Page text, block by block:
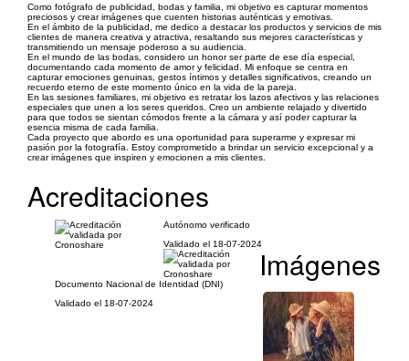
Como fotógrafo de publicidad, bodas y familia, mi objetivo es capturar momentos
preciosos y crear imágenes que cuenten historias auténticas y emotivas.
En el ámbito de la publicidad, me dedico a destacar los productos y servicios de mis
clientes de manera creativa y atractiva, resaltando sus mejores características y
transmitiendo un mensaje poderoso a su audiencia.
En el mundo de las bodas, considero un honor ser parte de ese día especial,
documentando cada momento de amor y felicidad. Mi enfoque se centra en
capturar emociones genuinas, gestos íntimos y detalles significativos, creando un
recuerdo eterno de este momento único en la vida de la pareja.
En las sesiones familiares, mi objetivo es retratar los lazos afectivos y las relaciones
especiales que unen a los seres queridos. Creo un ambiente relajado y divertido
para que todos se sientan cómodos frente a la cámara y así poder capturar la
esencia misma de cada familia.
Cada proyecto que abordo es una oportunidad para superarme y expresar mi
pasión por la fotografía. Estoy comprometido a brindar un servicio excepcional y a
crear imágenes que inspiren y emocionen a mis clientes.
Acreditaciones
Autónomo verificado
Validado el 18-07-2024
Documento Nacional de Identidad (DNI)
Validado el 18-07-2024
Imágenes